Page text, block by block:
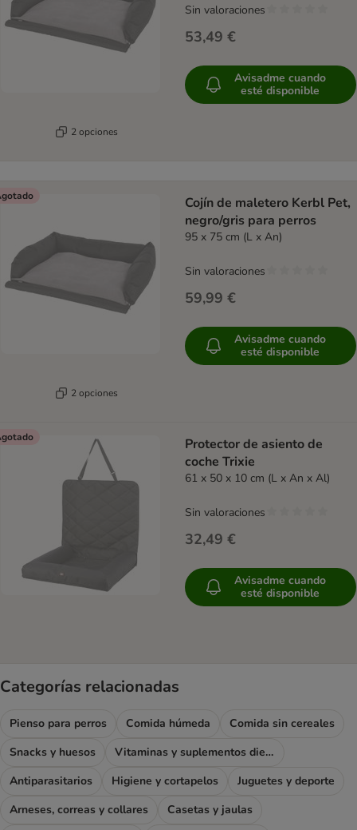
2 opciones
53,49 €
Sin valoraciones
Avisadme cuando
esté disponible
2 opciones
Cojín de maletero Kerbl Pet,
negro/gris para perros
95 x 75 cm (L x An)
59,99 €
Sin valoraciones
Avisadme cuando
esté disponible
Protector de asiento de
coche Trixie
61 x 50 x 10 cm (L x An x Al)
32,49 €
Sin valoraciones
Avisadme cuando
esté disponible
Categorías relacionadas
Pienso para perros Comida húmeda
Comida sin cereales
Snacks y huesos
Vitaminas y suplementos dietéticos
Antiparasitarios
Higiene y cortapelos
Juguetes y deporte
Arneses, correas y collares
Casetas y jaulas